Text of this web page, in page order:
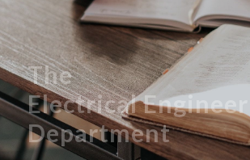
The
Electrical
Department